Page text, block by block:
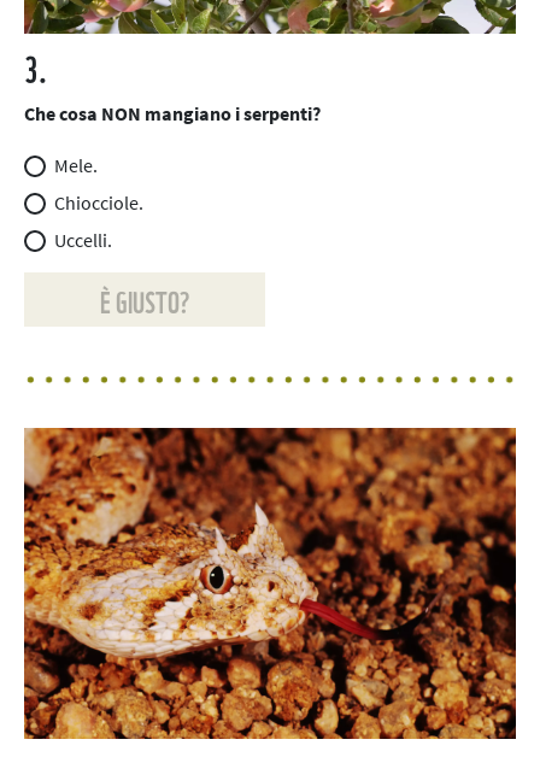
3.
Che cosa NON mangiano i serpenti?
Mele.
Chiocciole.
Uccelli.
È GIUSTO?